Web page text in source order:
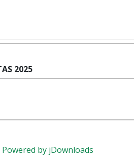
2025
Powered by jDownloads